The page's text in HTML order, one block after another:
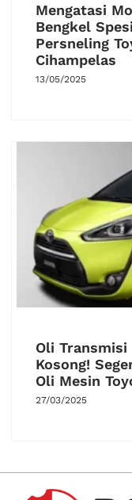
Mengatasi
Bengkel
Persneling
Cihampelas
13/05/2025
Oli
Kosong!
Oli Mesin
27/03/2025